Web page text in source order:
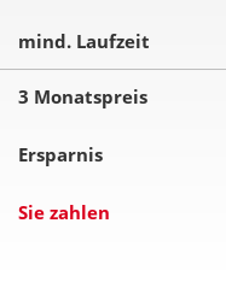
mind. Laufzeit
3 Monatspreis
Ersparnis
Sie zahlen